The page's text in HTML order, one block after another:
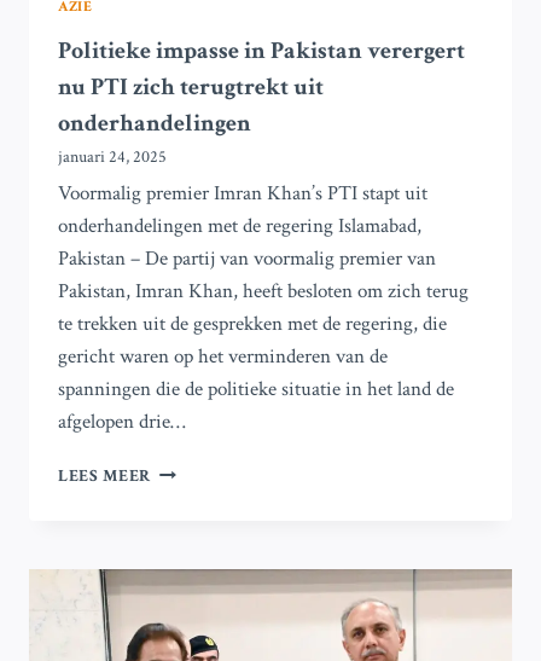
AZIË
Politieke impasse in Pakistan verergert
nu PTI zich terugtrekt uit
onderhandelingen
januari 24, 2025
Voormalig premier Imran Khan’s PTI stapt uit
onderhandelingen met de regering Islamabad,
Pakistan – De partij van voormalig premier van
Pakistan, Imran Khan, heeft besloten om zich terug
te trekken uit de gesprekken met de regering, die
gericht waren op het verminderen van de
spanningen die de politieke situatie in het land de
afgelopen drie…
LEES MEER POLITIEKE
VERERGERT
NU
PTI
ZICH